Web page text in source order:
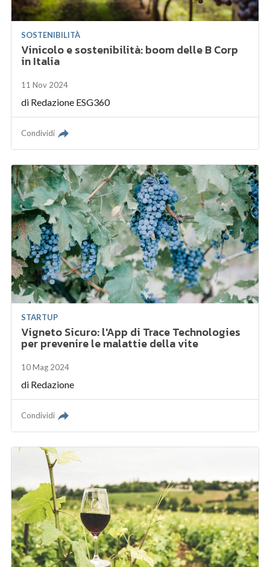
SOSTENIBILITÀ
Vinicolo e sostenibilità: boom delle B Corp
in Italia
11 Nov 2024
di Redazione ESG360
Condividi
STARTUP
Vigneto Sicuro: l'App di Trace Technologies
per prevenire le malattie della vite
10 Mag 2024
di Redazione
Condividi